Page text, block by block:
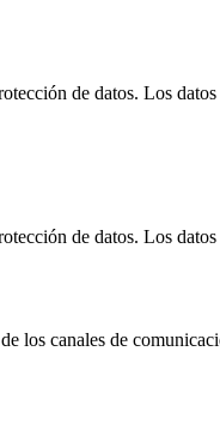
de datos. Los
de datos. Los
los canales de